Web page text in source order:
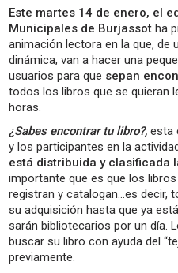
Este martes 14 de enero, el
Municipales de Burjassot ha
animación lectora en la que, de
dinámica, van a hacer una
usuarios para que sepan
todos los libros que se quieran
horas.
¿Sabes encontrar tu libro?,esta
y los participantes en la
está distribuida y clasificada
importante que es que los
registran y catalogan…es decir,
su adquisición hasta que ya
sarán bibliotecarios por un día.
buscar su libro con ayuda del
previamente.